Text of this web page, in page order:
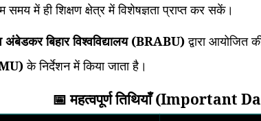
में ही शिक्षण क्षेत्र में विशेषज्ञता प्राप्त कर सकें।
अंबेडकर बिहार विश्वविद्यालय (BRABU)द्वारा आयोजित
के निर्देशन में किया जाता है।
📅 महत्वपूर्ण तिथियाँ (Important